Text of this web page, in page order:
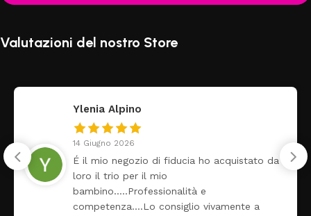
Valutazioni del nostro Store
Ylenia Alpino
14 Giugno 2026
É il mio negozio di fiducia ho acquistato da
loro il trio per il mio
bambino…..Professionalità e
competenza….Lo consiglio vivamente a